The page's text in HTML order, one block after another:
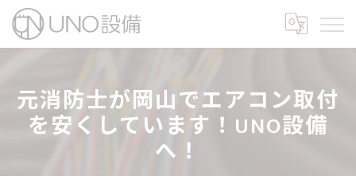
元消防士が岡山でエアコン取付
を安くしています！UNO設備
へ！